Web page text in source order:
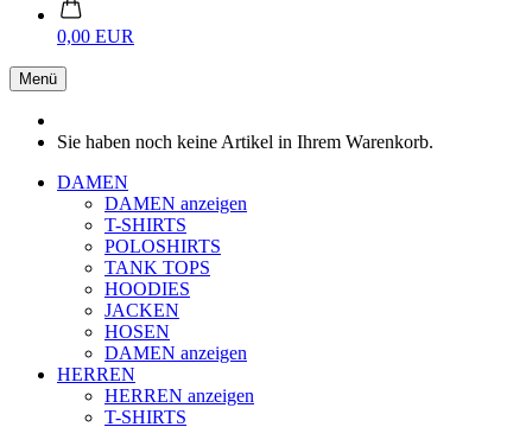
0,00 EUR
Menü
Sie haben noch keine Artikel in Ihrem Warenkorb.
DAMEN
DAMEN anzeigen
T-SHIRTS
POLOSHIRTS
TANK TOPS
HOODIES
JACKEN
HOSEN
DAMEN anzeigen
HERREN
HERREN anzeigen
T-SHIRTS